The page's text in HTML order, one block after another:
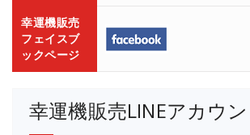
幸運機販売
フェイスブ
ックページ
幸運機販売LINEアカウ